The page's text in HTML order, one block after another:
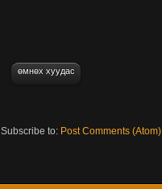
өмнөх хуудас
Subscribe to: Post Comments (Atom)